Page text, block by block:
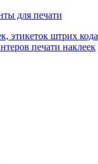
для печати
этикеток штрих кода
печати наклеек